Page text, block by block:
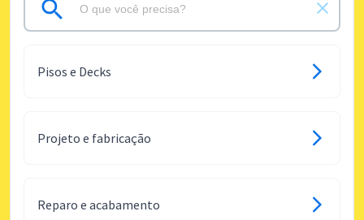
Pisos e Decks
Projeto e fabricação
Reparo e acabamento